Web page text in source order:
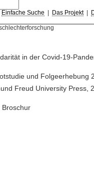
Einfache Suche Das Projekt|
in der Covid-19-
und Folgeerhebung
Freud University Press,
Broschur